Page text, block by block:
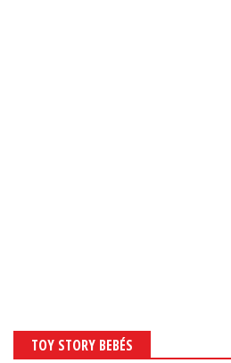
TOY STORY BEBÉS